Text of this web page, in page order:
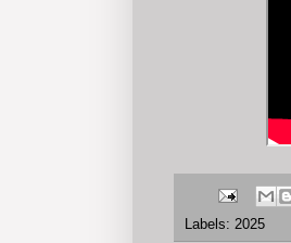
Labels: 2025